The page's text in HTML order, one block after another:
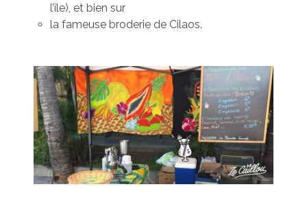
l’île), et bien sur
la fameuse broderie de Cilaos.